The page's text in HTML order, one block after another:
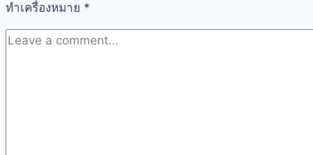
ทำเครื่องหมาย *